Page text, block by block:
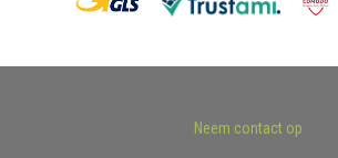
Neem contact op